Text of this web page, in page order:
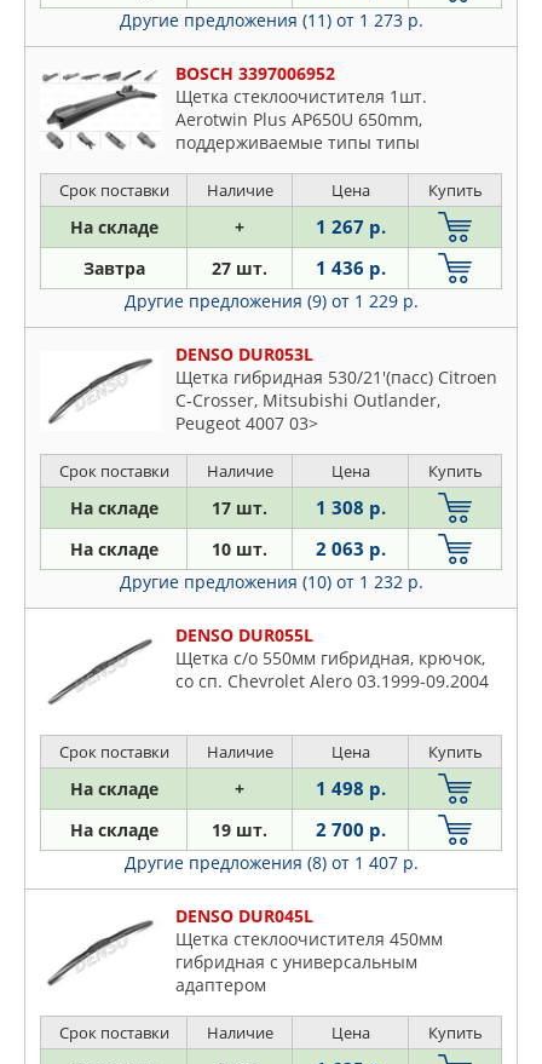
Другие предложения (11) от 1 273 р.
BOSCH 3397006952
Щетка стеклоочистителя 1шт.
Aerotwin Plus AP650U 650mm,
поддерживаемые типы типы
(16mm+19mm+верхнее
крепление),крепление на плоский
Срок поставки Наличие Цена Купить
На складе + 1 267 р.
Завтра 27 шт. 1 436 р.
Другие предложения (9) от 1 229 р.
DENSO DUR053L
Щетка гибридная 530/21'(пасс) Citroen
C-Crosser, Mitsubishi Outlander,
Peugeot 4007 03>
Срок поставки Наличие Цена Купить
На складе 17 шт. 1 308 р.
На складе 10 шт. 2 063 р.
Другие предложения (10) от 1 232 р.
DENSO DUR055L
Щетка с/о 550мм гибридная, крючок,
со сп. Chevrolet Alero 03.1999-09.2004
Срок поставки Наличие Цена Купить
На складе + 1 498 р.
На складе 19 шт. 2 700 р.
Другие предложения (8) от 1 407 р.
DENSO DUR045L
Щетка стеклоочистителя 450мм
гибридная с универсальным
адаптером
Срок поставки Наличие Цена Купить